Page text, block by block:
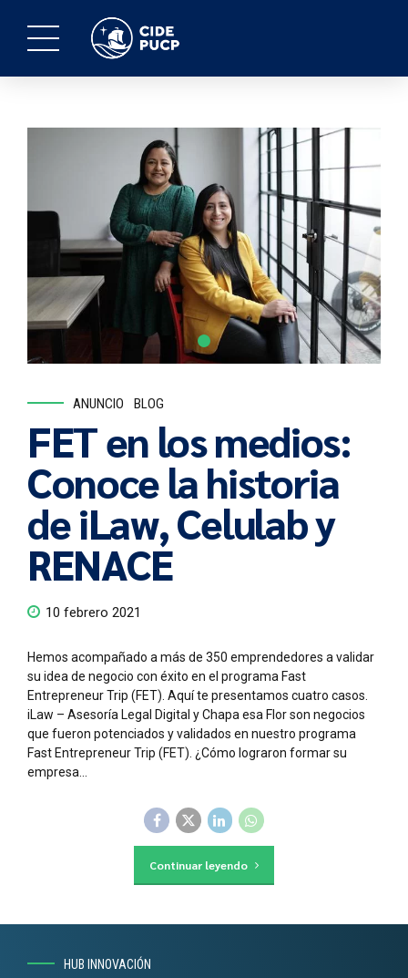
ANUNCIO BLOG
FET en los medios:
Conoce la historia
de iLaw, Celulab y
RENACE
10 febrero 2021
Hemos acompañado a más de 350 emprendedores a validar
su idea de negocio con éxito en el programa Fast
Entrepreneur Trip (FET). Aquí te presentamos cuatro casos.
iLaw – Asesoría Legal Digital y Chapa esa Flor son negocios
que fueron potenciados y validados en nuestro programa
Fast Entrepreneur Trip (FET). ¿Cómo lograron formar su
empresa...
Continuar leyendo
HUB INNOVACIÓN